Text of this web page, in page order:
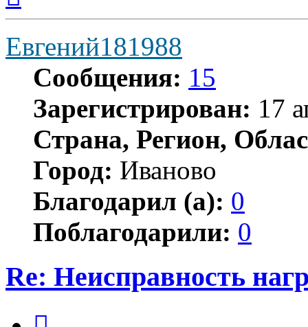
началу
Евгений181988
Сообщения: 15
Зарегистрирован: 17
Страна, Регион,
Город: Иваново
Благодарил (а): 0
Поблагодарили: 0
Re: Неисправность